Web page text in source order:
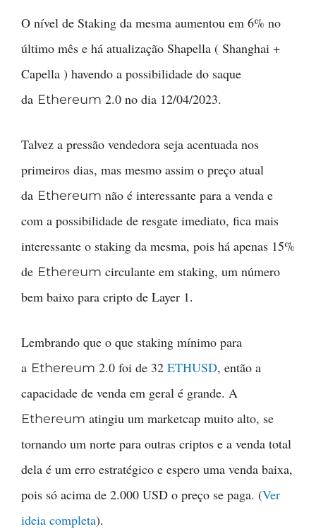
O nível de Staking da mesma aumentou em 6% no
último mês e há atualização Shapella ( Shanghai +
Capella ) havendo a possibilidade do saque
da Ethereum 2.0 no dia 12/04/2023.
Talvez a pressão vendedora seja acentuada nos
primeiros dias, mas mesmo assim o preço atual
da Ethereum não é interessante para a venda e
com a possibilidade de resgate imediato, fica mais
interessante o staking da mesma, pois há apenas 15%
de Ethereum circulante em staking, um número
bem baixo para cripto de Layer 1.
Lembrando que o que staking mínimo para
a Ethereum 2.0 foi de 32 ETHUSD, então a
capacidade de venda em geral é grande. A
Ethereum atingiu um marketcap muito alto, se
tornando um norte para outras criptos e a venda total
dela é um erro estratégico e espero uma venda baixa,
pois só acima de 2.000 USD o preço se paga. (Ver
ideia completa).